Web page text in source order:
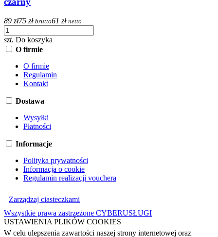
89 zł75 zł brutto61 zł netto
szt. Do koszyka
O firmie
O firmie
Regulamin
Kontakt
Dostawa
Wysyłki
Płatności
Informacje
Polityka prywatności
Informacja o cookie
Regulamin realizacji vouchera
Zarządzaj ciasteczkami
Wszystkie prawa zastrzeżone CYBERUSŁUGI
USTAWIENIA PLIKÓW COOKIES
W celu ulepszenia zawartości naszej strony internetowej oraz